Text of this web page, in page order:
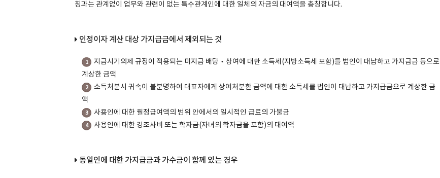
칭과는 관계없이 업무와 관련이 없는 특수관계인에 대한 일체의 자금의 대여액을 총칭합니다.
인정이자 계산 대상 가지급금에서 제외되는 것
1
지급시기의제 규정이 적용되는 미지급 배당‧상여에 대한 소득세(지방소득세 포함)를 법인이 대납하고 가지급금 등으로
계상한 금액
2
소득처분시 귀속이 불분명하여 대표자에게 상여처분한 금액에 대한 소득세를 법인이 대납하고 가지급금으로 계상한 금
액
3 사용인에 대한 월정급여액의 범위 안에서의 일시적인 급료의 가불금
4 사용인에 대한 경조사비 또는 학자금(자녀의 학자금을 포함)의 대여액
동일인에 대한 가지급금과 가수금이 함께 있는 경우